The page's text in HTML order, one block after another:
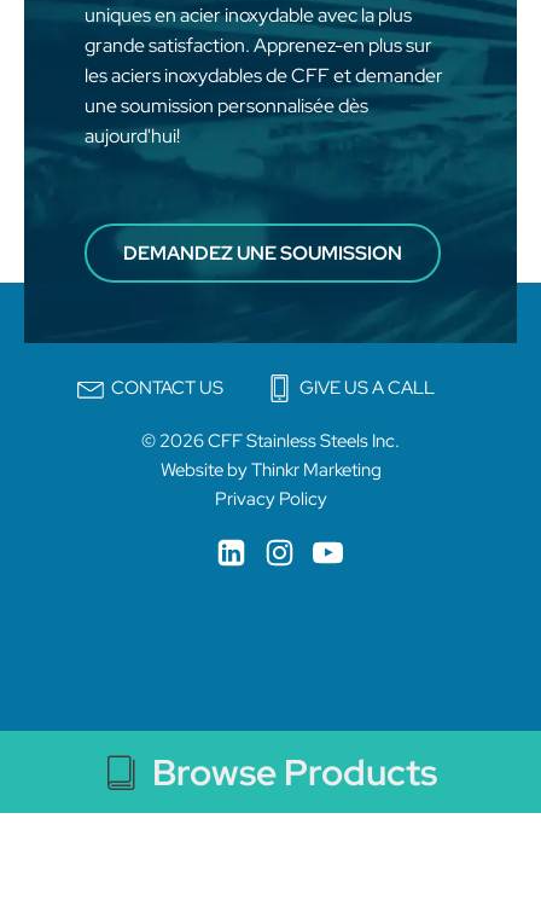
uniques en acier inoxydable avec la plus
grande satisfaction. Apprenez-en plus sur
les aciers inoxydables de CFF et demander
une soumission personnalisée dès
aujourd'hui!
DEMANDEZ UNE SOUMISSION
CONTACT US GIVE US A CALL
© 2026 CFF Stainless Steels Inc.
Website by Thinkr Marketing
Privacy Policy
Browse Products